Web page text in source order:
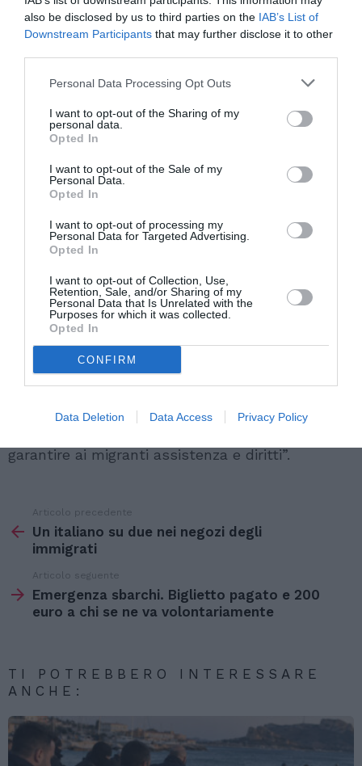
also be disclosed by us to third parties on the IAB’s List of
Downstream Participants that may further disclose it to other
Personal Data Processing Opt Outs
I want to opt-out of the Sharing of my
personal data.
Opted In
I want to opt-out of the Sale of my
Personal Data.
Opted In
I want to opt-out of processing my
Personal Data for Targeted Advertising.
Opted In
I want to opt-out of Collection, Use,
Retention, Sale, and/or Sharing of my
Personal Data that Is Unrelated with the
Purposes for which it was collected.
Opted In
CONFIRM
Data Deletion Data Access Privacy Policy
Militare per essere poi consegnati a una
motovedetta tunisina.
Duro l’attacco dell’Arci che nel suo comunicato
istituzionale che contraddistingue la politica di
questo governo nei confronti dei migranti,
mentre si susseguono le proteste nei centri in
cui molti degli stranieri arrivati negli ultimi mesi
sono stati rinchiusi”.
Gli operatori dell’Arci presenti sull’isola, dove
svolgono varie attività di assistenza e di
monitoraggio degli sbarchi, hanno assistito
all’episodio e hanno denunciamo “con la forza e
lo sdegno che merita il cinismo, il disprezzo delle
regole democratiche e dei principi umanitari che
ci sta dietro. Chiediamo, infine, di fermare
garantire ai migranti assistenza e diritti”.
di
Articolo precedente
Un italiano su due nei negozi degli
immigrati
Articolo seguente
Emergenza sbarchi. Biglietto pagato e 200
euro a chi se ne va volontariamente
TI POTREBBERO INTERESSARE
ANCHE: